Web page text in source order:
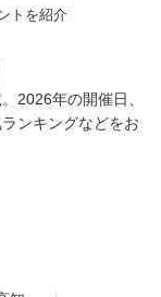
トを紹介
2026年の開催日、
ンキングなどをお